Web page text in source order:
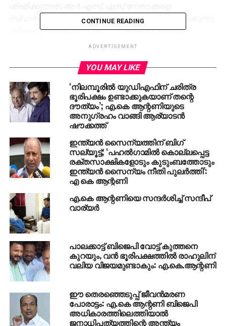
സ്വാതന്ത്ര്യസമര സേനാനികളാക്കാനും ശ്രമിക്കുന്നു.
ബി.ജെ.പി ഭരിക്കുന്ന സംസ്ഥാനങ്ങളില്‍ ചരിത്രം
തിരുത്തി എഴുതുകയാണ്. സ്‌കൂള്‍ പാഠപുസ്തകങ്ങളില്‍
കോര്‍പറേറ്റുകള്‍ക്ക് വേണ്ടിയുള്ള ഭരണമാണ് ഇപ്പോള്‍
നടക്കുന്നത്. നോട്ട് നിരോധനം കൊണ്ട്
എന്തുനേടിയെന്ന ചോദ്യത്തിന് ഉത്തരം പറയാതെ
പ്രധാനമന്ത്രി നരേന്ദ്രമോദി ഒളിച്ചോടുകയാണ്.
ജനങ്ങളുടെ കോടതിയില്‍ ഈ ചോദ്യത്തിന് ഉത്തരം
പറയാന്‍ മോദി നിര്‍ബന്ധിതനാകും. ഇല്ലെങ്കില്‍
നരേന്ദ്രമോദിയെ കൊണ്ട് കോണ്‍ഗ്രസ് ഉത്തരം
പറയിപ്പിക്കുമെന്നും ആന്റണി പറഞ്ഞു. രാജ്യത്തിന്റെ
ഐക്യവും മതനിരപേക്ഷതയും സംരക്ഷിക്കാന്‍ സ്വയം
രക്തസാക്ഷിത്വം വരിച്ച ധീരവനിതയാണ്
ഇന്ദിരാഗാന്ധി. ഐക്യം ഊട്ടിയുറപ്പിക്കാന്‍
ഏതറ്റംവരേയും പോകാന്‍ തയാറായ വ്യക്തിയാണ്
സര്‍ദാര്‍ വല്ലഭായി പട്ടേല്‍. ഇരുവരുടേയും സ്മരണ
ആവേശം പകരുന്നതാണ്.
ആര്‍.എസ്.എസിന്റെ പ്രവര്‍ത്തനം രാജ്യത്തിന്റെ
മതനിരപേക്ഷതക്ക് ഭീഷണിയാണെന്ന് കണ്ടപ്പോള്‍ ആ
സംഘടനയെ നിരോധിക്കാന്‍ വല്ലഭായി പട്ടേല്‍
അസാമാന്യ ചങ്കൂറ്റം കാട്ടി. പ്രതിസന്ധികള്‍ക്കിടയിലും
രാജ്യത്തിന്റെ വികസനപുരോഗതി കൈവരിക്കാനും
സാമ്പത്തിക അടിത്തറപാകാനും ഇന്ദിരാഗാന്ധിക്ക്
CONTINUE READING
ADVERTISEMENT
YOU MAY LIKE
‘നിലമ്പൂരില്‍ യുഡിഎഫിന് ചരിത്ര
ഭൂരിപക്ഷം ഉണ്ടാക്കുകയാണ് തന്റെ
ദൗത്യം’; എ.കെ ആന്റണിയുടെ
അനുഗ്രഹം വാങ്ങി ആര്യാടന്‍
ഷൗക്കത്ത്
ഇന്ത്യന്‍ സൈന്യത്തിന് ബിഗ്
സല്യൂട്ട്; ‘പഹല്‍ഗാമില്‍ കൊല്ലപ്പെട്ട
രക്തസാക്ഷികളോടും കുടുംബത്തോടും
ഇന്ത്യന്‍ സൈന്യം നീതി പുലര്‍ത്തി’:
എ കെ ആന്റണി
എ.കെ ആന്റണിയെ സന്ദര്‍ശിച്ച് സന്ദീപ്
വാര്യര്‍
പാലക്കാട്ട് ബിജെപി വോട്ട് കുത്തനെ
കുറയും, വന്‍ ഭൂരിപക്ഷത്തില്‍ രാഹുലിന്
വലിയ വിജയമുണ്ടാകും: എ.കെ.ആന്റണി
ഈ തെരഞ്ഞെടുപ്പ് ജീവൻമരണ
പോരാട്ടം: എ.കെ ആന്റണി ബിജെപി
അധികാരത്തിലെത്തിയാൽ
ജനാധിപത്യത്തിന്റെ അന്ത്യം